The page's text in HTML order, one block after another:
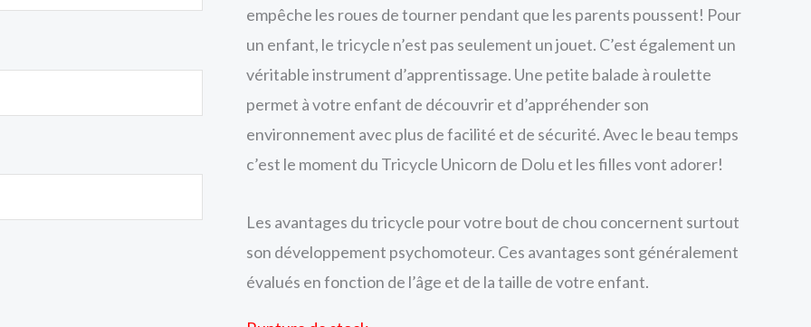
empêche les roues de tourner pendant que les parents poussent! Pour
un enfant, le tricycle n’est pas seulement un jouet. C’est également un
véritable instrument d’apprentissage. Une petite balade à roulette
permet à votre enfant de découvrir et d’appréhender son
environnement avec plus de facilité et de sécurité. Avec le beau temps
c’est le moment du Tricycle Unicorn de Dolu et les filles vont adorer!
Les avantages du tricycle pour votre bout de chou concernent surtout
son développement psychomoteur. Ces avantages sont généralement
évalués en fonction de l’âge et de la taille de votre enfant.